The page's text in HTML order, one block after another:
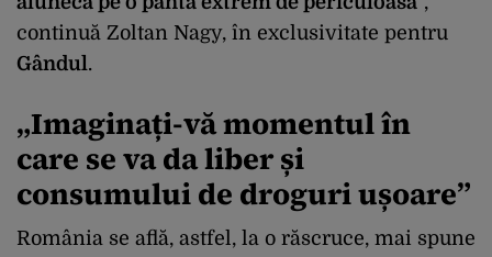
continuă Zoltan Nagy, în exclusivitate pentru
Gândul.
„Imaginați-vă momentul în
care se va da liber și
consumului de droguri ușoare”
România se află, astfel, la o răscruce, mai spune